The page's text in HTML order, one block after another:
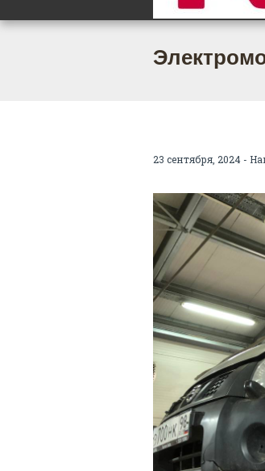
23 сентября, 2024 -